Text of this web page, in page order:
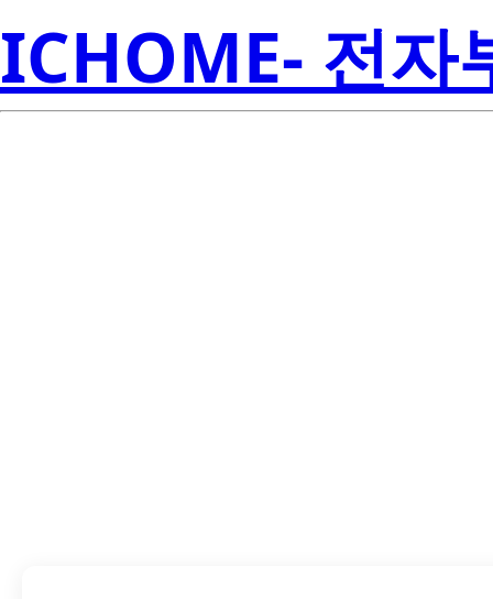
ICHOME- 전자